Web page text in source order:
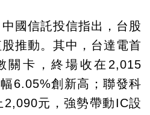
國信託投信指出，台股
推動。其中，台達電首
關卡，終場收在2,015
6.05%創新高；聯發科
2,090元，強勢帶動IC設